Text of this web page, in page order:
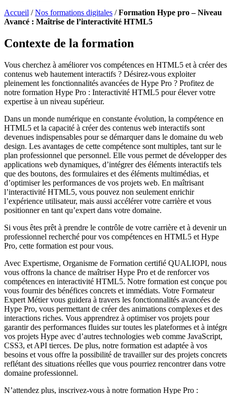
Accueil /Nos formations digitales /Formation Hype pro – Niveau
Avancé : Maîtrise de l’interactivité HTML5
Contexte de la formation
Vous cherchez à améliorer vos compétences en HTML5 et à créer des
contenus web hautement interactifs ? Désirez-vous exploiter
pleinement les fonctionnalités avancées de Hype Pro ? Profitez de
notre formation Hype Pro : Interactivité HTML5 pour élever votre
expertise à un niveau supérieur.
Dans un monde numérique en constante évolution, la compétence en
HTML5 et la capacité à créer des contenus web interactifs sont
devenues indispensables pour se démarquer dans le domaine du web
design. Les avantages de cette compétence sont multiples, tant sur le
plan professionnel que personnel. Elle vous permet de développer des
applications web dynamiques, d’intégrer des éléments interactifs tels
que des boutons, des formulaires et des éléments multimédias, et
d’optimiser les performances de vos projets web. En maîtrisant
l’interactivité HTML5, vous pouvez non seulement enrichir
l’expérience utilisateur, mais aussi accélérer votre carrière et vous
positionner en tant qu’expert dans votre domaine.
Si vous êtes prêt à prendre le contrôle de votre carrière et à devenir un
professionnel recherché pour vos compétences en HTML5 et Hype
Pro, cette formation est pour vous.
Avec Expertisme, Organisme de Formation certifié QUALIOPI, nous
vous offrons la chance de maîtriser Hype Pro et de renforcer vos
compétences en interactivité HTML5. Notre formation est conçue
vous fournir des bénéfices concrets et immédiats. Votre Formateur
Expert Métier vous guidera à travers les fonctionnalités avancées de
Hype Pro, vous permettant de créer des animations complexes et des
interactions riches. Vous apprendrez à optimiser vos projets pour
garantir des performances fluides sur toutes les plateformes et à
vos projets Hype avec d’autres technologies web comme JavaScript,
CSS3, et API tierces. De plus, notre formation est adaptée à vos
besoins et vous offre la possibilité de travailler sur des projets
reflétant des situations réelles que vous pourriez rencontrer dans votre
domaine professionnel.
N’attendez plus, inscrivez-vous à notre formation Hype Pro :